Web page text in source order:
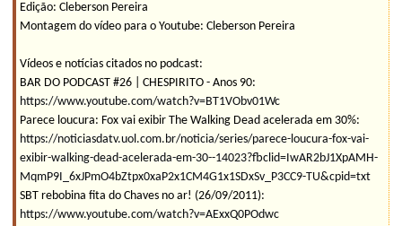
Edição: Cleberson Pereira
Montagem do vídeo para o Youtube: Cleberson Pereira
Vídeos e notícias citados no podcast:
BAR DO PODCAST #26 | CHESPIRITO - Anos 90:
https://www.youtube.com/watch?v=BT1VObv01Wc
Parece loucura: Fox vai exibir The Walking Dead acelerada em 30%:
https://noticiasdatv.uol.com.br/noticia/series/parece-loucura-fox-vai-
exibir-walking-dead-acelerada-em-30--14023?fbclid=IwAR2bJ1XpAMH-
MqmP9I_6xJPmO4bZtpx0xaP2x1CM4G1x1SDxSv_P3CC9-TU&cpid=txt
SBT rebobina fita do Chaves no ar! (26/09/2011):
https://www.youtube.com/watch?v=AExxQ0POdwc